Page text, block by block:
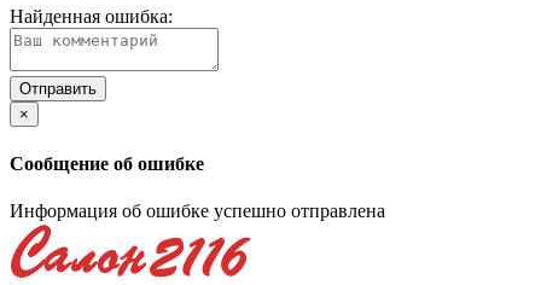
Найденная ошибка:
×
Сообщение об ошибке
Информация об ошибке успешно отправлена